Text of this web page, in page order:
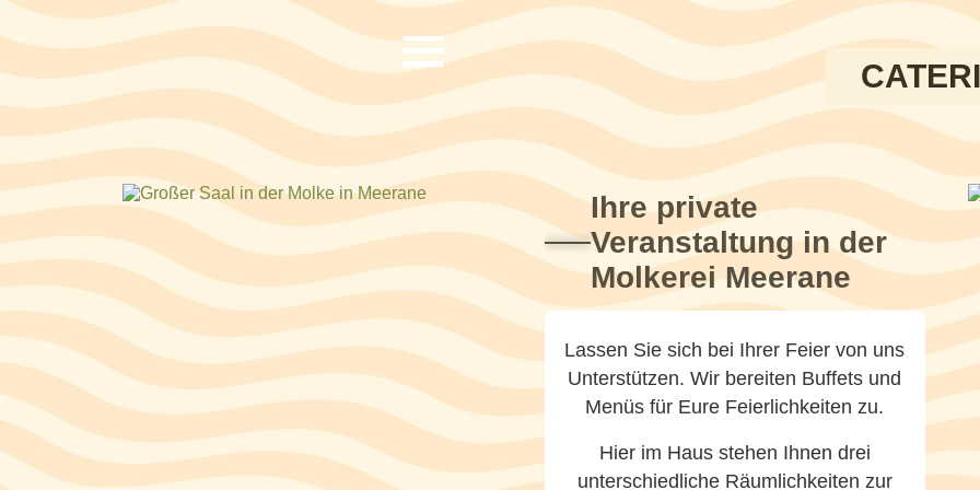
Ihre private
Veranstaltung in der
Molkerei Meerane
Lassen Sie sich bei Ihrer Feier von uns
Unterstützen. Wir bereiten Buffets und
Menüs für Eure Feierlichkeiten zu.
Hier im Haus stehen Ihnen drei
unterschiedliche Räumlichkeiten zur